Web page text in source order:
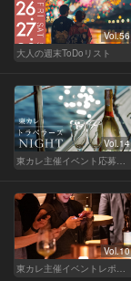
Vol.56
大人の週末ToDoリスト
Vol.14
東カレ主催イベント応募詳細記事一覧
Vol.10
東カレ主催イベントレポート